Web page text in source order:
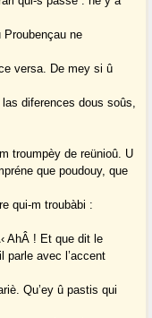
Proubençau ne
versa. De mey si û
diferences dous soûs,
troumpèy de reünioû. U
que poudouy, que
qui-m troubàbi :
AhÂ ! Et que dit le
parle avec l’accent
Qu’ey û pastis qui